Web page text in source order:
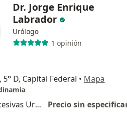
Dr. Jorge Enrique
Labrador
Urólogo
1 opinión
5° D, Capital Federal • Mapa
Consultas sucesivas Urología Precio sin